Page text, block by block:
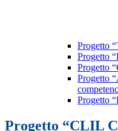
Progetto
Progetto
Progetto
Progetto
Progetto
Progetto “CLIL